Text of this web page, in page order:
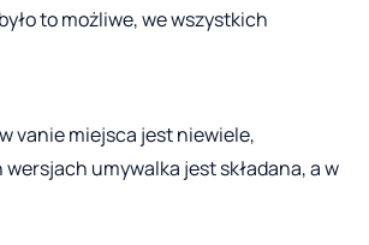
to możliwe, we wszystkich
vanie miejsca jest niewiele,
umywalka jest składana, a w